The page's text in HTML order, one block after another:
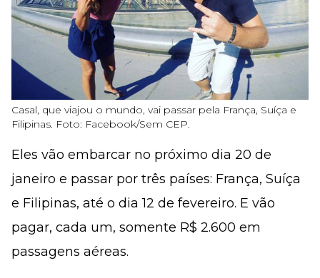
Casal, que viajou o mundo, vai passar pela França, Suíça e
Filipinas. Foto: Facebook/Sem CEP.
Eles vão embarcar no próximo dia 20 de
janeiro e passar por três países: França, Suíça
e Filipinas, até o dia 12 de fevereiro. E vão
pagar, cada um, somente R$ 2.600 em
passagens aéreas.